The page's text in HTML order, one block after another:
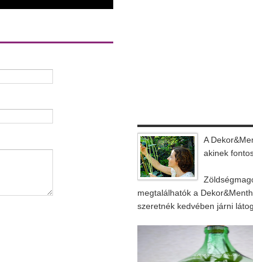
A
akinek
megtalálhatók a
szeretnék kedvében járni